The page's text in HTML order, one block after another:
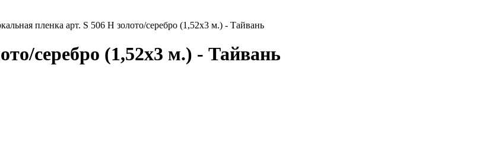
пленка арт. S 506 H золото/серебро (1,52х3 м.) - Тайвань
серебро (1,52х3 м.) - Тайвань